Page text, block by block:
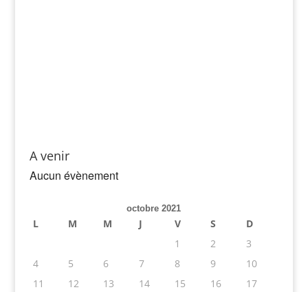
A venir
Aucun évènement
octobre 2021
L M M J V S
D
1
2
3
4
5 6 7 8 9
10
11
12 13 14 15 16
17